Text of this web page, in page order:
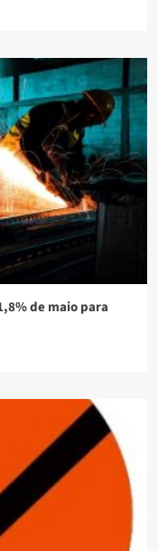
de maio para